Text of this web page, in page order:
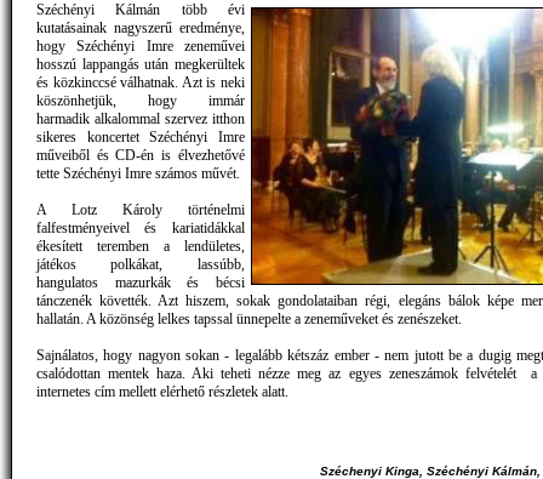
Széchényi Kálmán több évi
kutatásainak nagyszerű eredménye,
hogy Széchényi Imre zeneművei
hosszú lappangás után megkerültek
és közkinccsé válhatnak. Azt is neki
köszönhetjük, hogy immár
harmadik alkalommal szervez itthon
sikeres koncertet Széchényi Imre
műveiből és CD-én is élvezhetővé
tette Széchényi Imre számos művét.
A Lotz Károly történelmi
falfestményeivel és kariatidákkal
ékesített teremben a lendületes,
játékos polkákat, lassúbb,
hangulatos mazurkák és bécsi
tánczenék követték. Azt hiszem, sokak gondolataiban régi, elegáns bálok képe
hallatán. A közönség lelkes tapssal ünnepelte a zeneműveket és zenészeket.
Sajnálatos, hogy nagyon sokan - legalább kétszáz ember - nem jutott be a dugig
csalódottan mentek haza. Aki teheti nézze meg az egyes zeneszámok felvételét a
internetes cím mellett elérhető részletek alatt.
Széchenyi Kinga, Széchényi